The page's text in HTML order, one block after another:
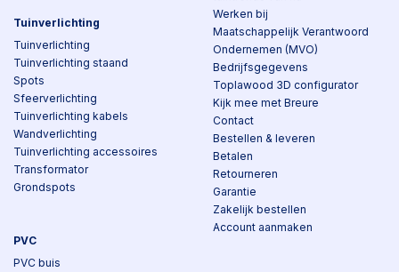
Tuinverlichting
Tuinverlichting
Tuinverlichting staand
Spots
Sfeerverlichting
Tuinverlichting kabels
Wandverlichting
Tuinverlichting accessoires
Transformator
Grondspots
PVC
PVC buis
Werken bij
Maatschappelijk Verantwoord
Ondernemen (MVO)
Bedrijfsgegevens
Toplawood 3D configurator
Kijk mee met Breure
Contact
Bestellen & leveren
Betalen
Retourneren
Garantie
Zakelijk bestellen
Account aanmaken